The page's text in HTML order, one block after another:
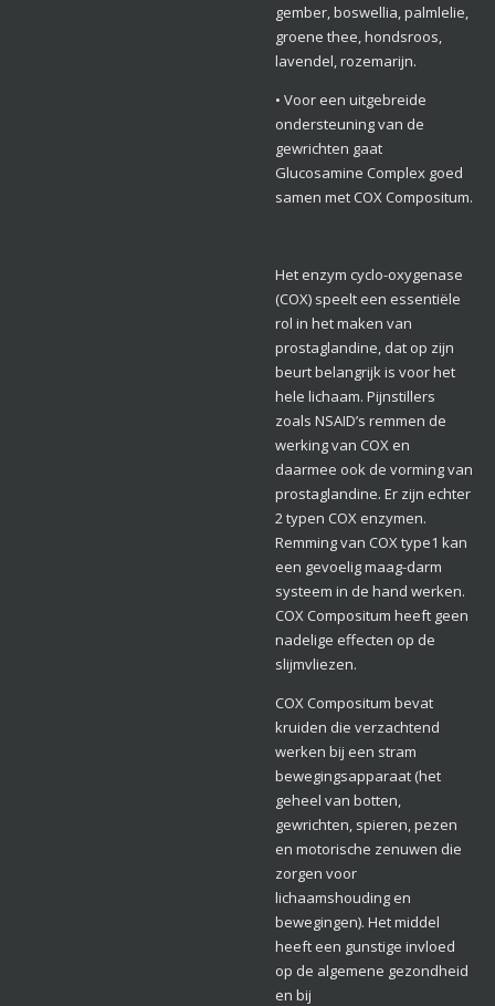
gember, boswellia, palmlelie,
groene thee, hondsroos,
lavendel, rozemarijn.
• Voor een uitgebreide
ondersteuning van de
gewrichten gaat
Glucosamine Complex goed
samen met COX Compositum.
Het enzym cyclo-oxygenase
(COX) speelt een essentiële
rol in het maken van
prostaglandine, dat op zijn
beurt belangrijk is voor het
hele lichaam. Pijnstillers
zoals NSAID’s remmen de
werking van COX en
daarmee ook de vorming van
prostaglandine. Er zijn echter
2 typen COX enzymen.
Remming van COX type1 kan
een gevoelig maag-darm
systeem in de hand werken.
COX Compositum heeft geen
nadelige effecten op de
slijmvliezen.
COX Compositum bevat
kruiden die verzachtend
werken bij een stram
bewegingsapparaat (het
geheel van botten,
gewrichten, spieren, pezen
en motorische zenuwen die
zorgen voor
lichaamshouding en
bewegingen). Het middel
heeft een gunstige invloed
op de algemene gezondheid
en bij